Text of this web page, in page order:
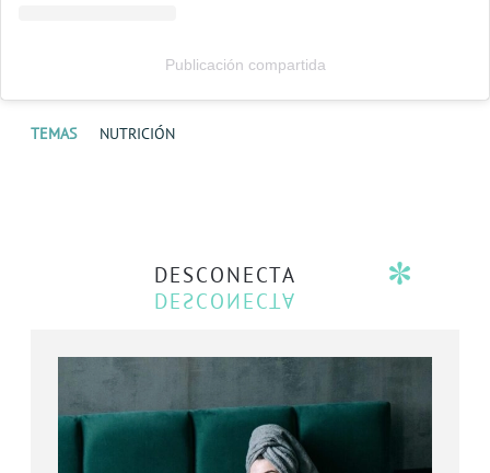
Publicación compartida
TEMAS NUTRICIÓN
DESCONECTA